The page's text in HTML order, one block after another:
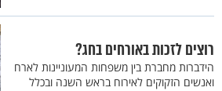
רוצים לזכות באורחים בחג?
הידברות מחברת בין משפחות המעוניינות לארח
ואנשים הזקוקים לאירוח בראש השנה ובכלל